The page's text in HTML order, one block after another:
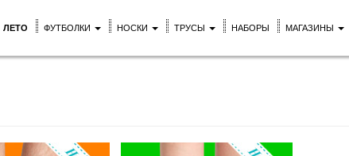
ЛЕТО ФУТБОЛКИ НОСКИ ТРУСЫ НАБОРЫ МАГАЗИНЫ